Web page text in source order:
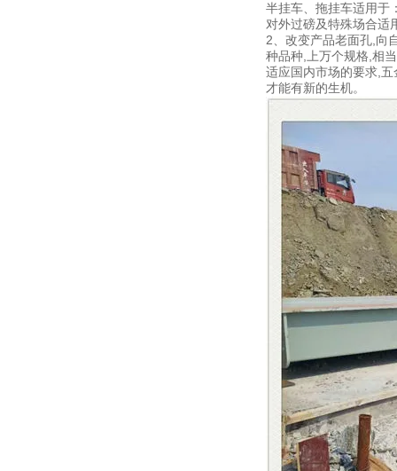
半挂车、拖挂车适用于
对外过磅及特殊场合适
2、改变产品老面孔,向
种品种,上万个规格,相
适应国内市场的要求,
才能有新的生机。